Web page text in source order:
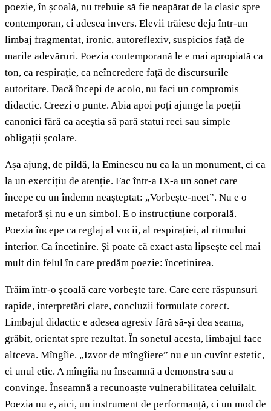
poezie, în școală, nu trebuie să fie neapărat de la clasic spre
contemporan, ci adesea invers. Elevii trăiesc deja într-un
limbaj fragmentat, ironic, autoreflexiv, suspicios față de
marile adevăruri. Poezia contemporană le e mai apropiată ca
ton, ca respirație, ca neîncredere față de discursurile
autoritare. Dacă începi de acolo, nu faci un compromis
didactic. Creezi o punte. Abia apoi poți ajunge la poeții
canonici fără ca aceștia să pară statui reci sau simple
obligații școlare.
Așa ajung, de pildă, la Eminescu nu ca la un monument, ci ca
la un exercițiu de atenție. Fac într-a IX-a un sonet care
începe cu un îndemn neașteptat: „Vorbește-ncet”. Nu e o
metaforă și nu e un simbol. E o instrucțiune corporală.
Poezia începe ca reglaj al vocii, al respirației, al ritmului
interior. Ca încetinire. Și poate că exact asta lipsește cel mai
mult din felul în care predăm poezie: încetinirea.
Trăim într-o școală care vorbește tare. Care cere răspunsuri
rapide, interpretări clare, concluzii formulate corect.
Limbajul didactic e adesea agresiv fără să-și dea seama,
grăbit, orientat spre rezultat. În sonetul acesta, limbajul face
altceva. Mîngîie. „Izvor de mîngîiere” nu e un cuvînt estetic,
ci unul etic. A mîngîia nu înseamnă a demonstra sau a
convinge. Înseamnă a recunoaște vulnerabilitatea celuilalt.
Poezia nu e, aici, un instrument de performanță, ci un mod de